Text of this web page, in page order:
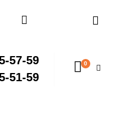
57-59
51-59
0